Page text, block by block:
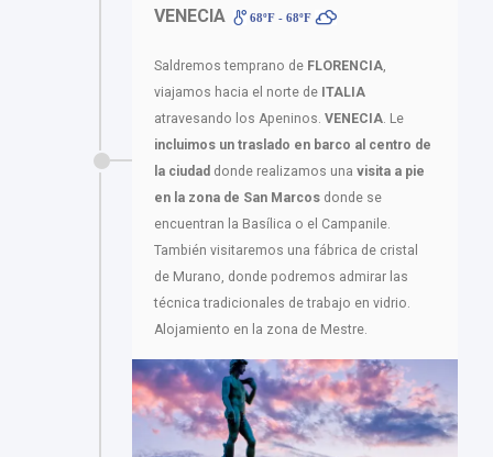
VENECIA
68ºF - 68ºF
Saldremos temprano de FLORENCIA
viajamos hacia el norte de ITALIA
atravesando los Apeninos. VENECIA . Le
incluimos un traslado en barco al centro de
la ciudad donde realizamos una visita a pie
en la zona de San Marcos donde se
encuentran la Basílica o el Campanile.
También visitaremos una fábrica de cristal
de Murano, donde podremos admirar las
técnica tradicionales de trabajo en vidrio.
Alojamiento en la zona de Mestre.